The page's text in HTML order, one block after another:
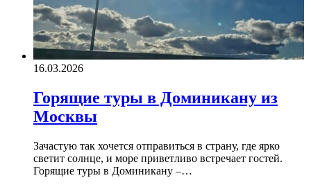
16.03.2026
Горящие туры в Доминикану из
Москвы
Зачастую так хочется отправиться в страну, где ярко
светит солнце, и море приветливо встречает гостей.
Горящие туры в Доминикану –…